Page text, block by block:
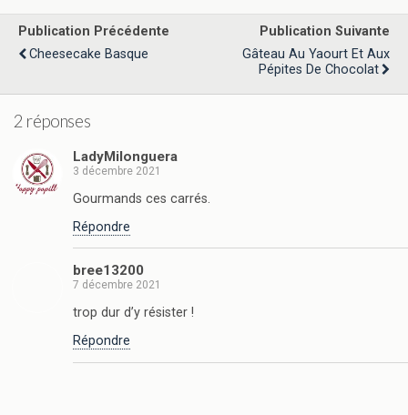
Publication Précédente
Cheesecake Basque
Publication Suivante
Gâteau Au Yaourt Et Aux
Pépites De Chocolat
2 réponses
LadyMilonguera
3 décembre 2021
Gourmands ces carrés.
Répondre
bree13200
7 décembre 2021
trop dur d’y résister !
Répondre